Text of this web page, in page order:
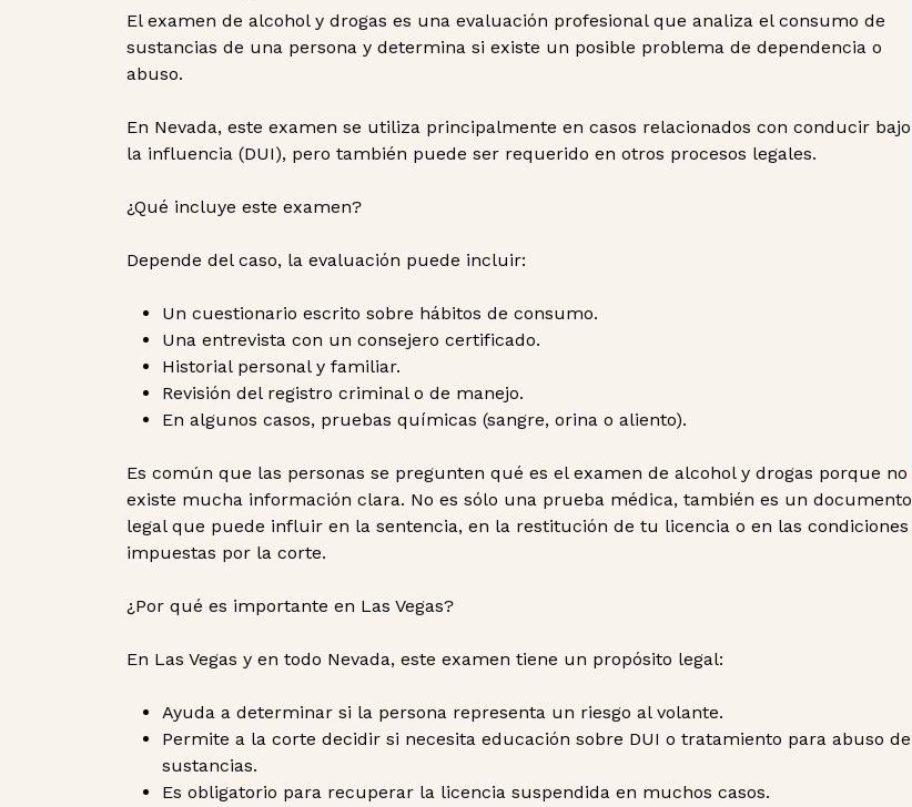
El examen de alcohol y drogas es una evaluación profesional que analiza el consumo de
sustancias de una persona y determina si existe un posible problema de dependencia o
abuso.
En Nevada, este examen se utiliza principalmente en casos relacionados con conducir bajo
la influencia (DUI), pero también puede ser requerido en otros procesos legales.
¿Qué incluye este examen?
Depende del caso, la evaluación puede incluir:
Un cuestionario escrito sobre hábitos de consumo.
Una entrevista con un consejero certificado.
Historial personal y familiar.
Revisión del registro criminal o de manejo.
En algunos casos, pruebas químicas (sangre, orina o aliento).
Es común que las personas se pregunten qué es el examen de alcohol y drogas porque no
existe mucha información clara. No es sólo una prueba médica, también es un documento
legal que puede influir en la sentencia, en la restitución de tu licencia o en las condiciones
impuestas por la corte.
¿Por qué es importante en Las Vegas?
En Las Vegas y en todo Nevada, este examen tiene un propósito legal:
Ayuda a determinar si la persona representa un riesgo al volante.
Permite a la corte decidir si necesita educación sobre DUI o tratamiento para abuso de
sustancias.
Es obligatorio para recuperar la licencia suspendida en muchos casos.